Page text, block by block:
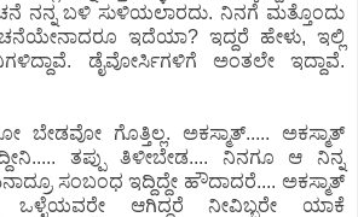
ನನ್ನ ಬಳಿ ಸುಳಿಯಲಾರದು. ನಿನಗೆ ಮತ್ತೊಂದು
ಇದೆಯಾ? ಇದ್ದರೆ ಹೇಳು, ಇಲ್ಲಿ
ಡೈವೋರ್ಸಿಗಳಿಗೆ ಅಂತಲೇ ಇದ್ದಾವೆ.
ಗೊತ್ತಿಲ್ಲ. ಅಕಸ್ಮಾತ್..... ಅಕಸ್ಮಾತ್
ತಪ್ಪು ತಿಳೀಬೇಡ.... ನಿನಗೂ ಆ ನಿನ್ನ
ಸಂಬಂಧ ಇದ್ದಿದ್ದೇ ಹೌದಾದರೆ.... ಅಕಸ್ಮಾತ್
ಆಗಿದ್ದರೆ ನೀವಿಬ್ಬರೇ ಯಾಕೆ